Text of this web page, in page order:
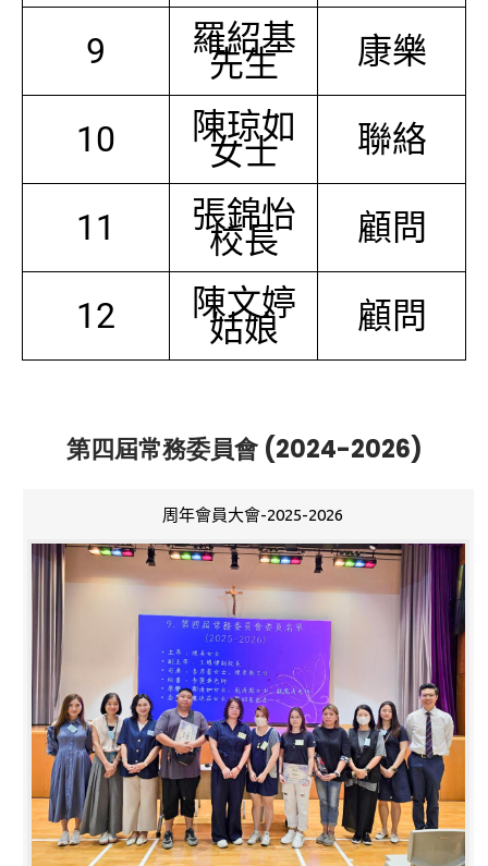
9 羅紹基
先生 康樂
10 陳琼如
女士 聯絡
11 張錦怡
校長 顧問
12 陳文婷
姑娘 顧問
第四屆常務委員會 (2024-2026)
周年會員大會-2025-2026